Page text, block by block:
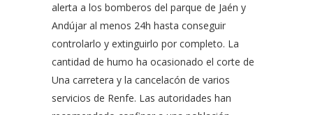
alerta a los bomberos del parque de Jaén y
Andújar al menos 24h hasta conseguir
controlarlo y extinguirlo por completo. La
cantidad de humo ha ocasionado el corte de
Una carretera y la cancelacón de varios
servicios de Renfe. Las autoridades han